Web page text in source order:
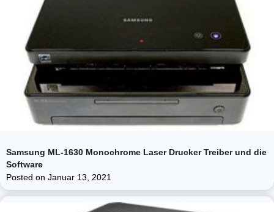
Samsung ML-1630 Monochrome Laser Drucker Treiber und die
Software
Posted on Januar 13, 2021